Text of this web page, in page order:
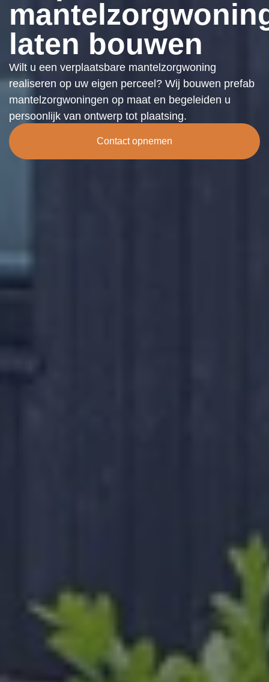
laten bouwen
Wilt u een verplaatsbare mantelzorgwoning
realiseren op uw eigen perceel? Wij bouwen prefab
mantelzorgwoningen op maat en begeleiden u
persoonlijk van ontwerp tot plaatsing.
Contact opnemen